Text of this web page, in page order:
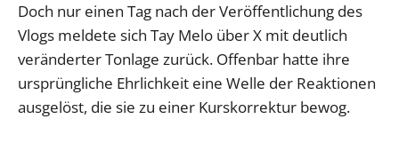
Doch nur einen Tag nach der Veröffentlichung des
Vlogs meldete sich Tay Melo über X mit deutlich
veränderter Tonlage zurück. Offenbar hatte ihre
ursprüngliche Ehrlichkeit eine Welle der Reaktionen
ausgelöst, die sie zu einer Kurskorrektur bewog.